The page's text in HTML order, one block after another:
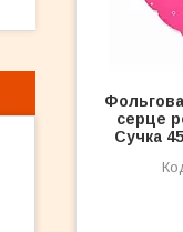
серце
Сучка